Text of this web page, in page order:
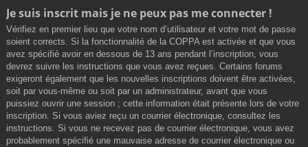
Je suis inscrit mais je ne peux pas me connecter !
Vérifiez en premier lieu que votre nom d’utilisateur et votre mot de passe
soient corrects. Si la fonctionnalité de la COPPA est activée et que vous
avez spécifié avoir en dessous de 13 ans pendant l’inscription, vous
devrez suivre les instructions que vous avez reçues. Certains forums
exigeront également que les nouvelles inscriptions doivent être activées,
soit par vous-même ou soit par un administrateur, avant que vous
puissiez ouvrir une session ; cette information était présente lors de votre
inscription. Si vous aviez reçu un courrier électronique, consultez les
instructions. Si vous ne recevez pas de courrier électronique, vous avez
probablement spécifié une mauvaise adresse de courrier électronique ou